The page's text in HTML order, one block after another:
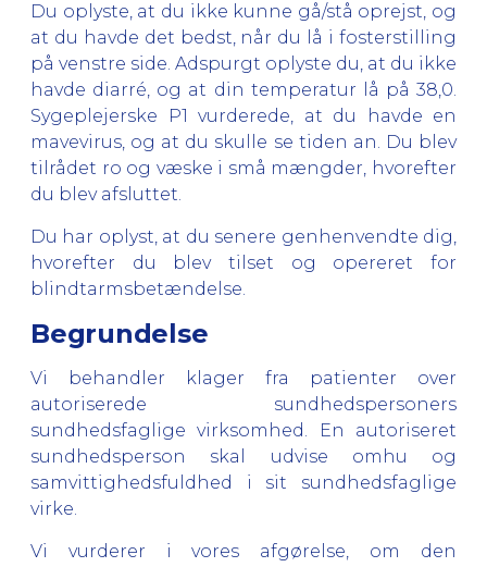
Du oplyste, at du ikke kunne gå/stå oprejst, og
at du havde det bedst, når du lå i fosterstilling
på venstre side. Adspurgt oplyste du, at du ikke
havde diarré, og at din temperatur lå på 38,0.
Sygeplejerske P1 vurderede, at du havde en
mavevirus, og at du skulle se tiden an. Du blev
tilrådet ro og væske i små mængder, hvorefter
du blev afsluttet.
Du har oplyst, at du senere genhenvendte dig,
hvorefter du blev tilset og opereret for
blindtarmsbetændelse.
Begrundelse
Vi behandler klager fra patienter over
autoriserede sundhedspersoners
sundhedsfaglige virksomhed. En autoriseret
sundhedsperson skal udvise omhu og
samvittighedsfuldhed i sit sundhedsfaglige
virke.
Vi vurderer i vores afgørelse, om den